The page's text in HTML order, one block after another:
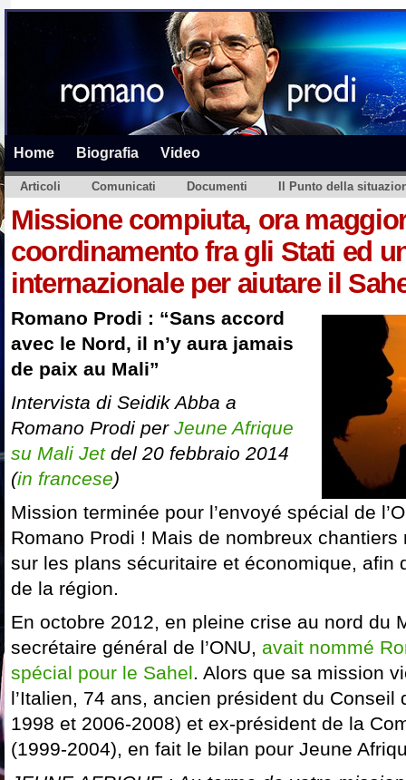
Home Biografia Video
Articoli Comunicati Documenti Il Punto della
Missione compiuta, ora
coordinamento fra gli Stati ed
internazionale per aiutare il
Romano Prodi : “Sans accord
avec le Nord, il n’y aura jamais
de paix au Mali”
Intervista di Seidik Abba a
Romano Prodi per Jeune Afrique
su Mali Jetdel 20 febbraio 2014
(in francese)
Mission terminée pour l’envoyé spécial de
Romano Prodi ! Mais de nombreux
sur les plans sécuritaire et économique, afin
de la région.
En octobre 2012, en pleine crise au nord du
secrétaire général de l’ONU, avait nommé
spécial pour le Sahel. Alors que sa mission
l’Italien, 74 ans, ancien président du Conseil
1998 et 2006-2008) et ex-président de la
(1999-2004), en fait le bilan pour Jeune